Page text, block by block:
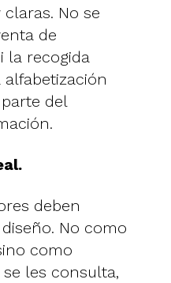
No se
de
la recogida
alfabetización
del
deben
No como
como
les consulta,